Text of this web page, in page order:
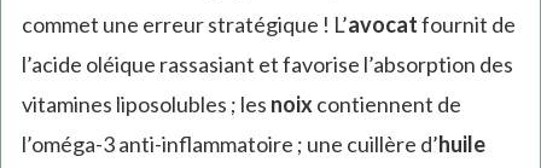
commet une erreur stratégique ! L’avocatfournit de
l’acide oléique rassasiant et favorise l’absorption des
vitamines liposolubles ; les noix contiennent de
l’oméga-3 anti-inflammatoire ; une cuillère d’huile